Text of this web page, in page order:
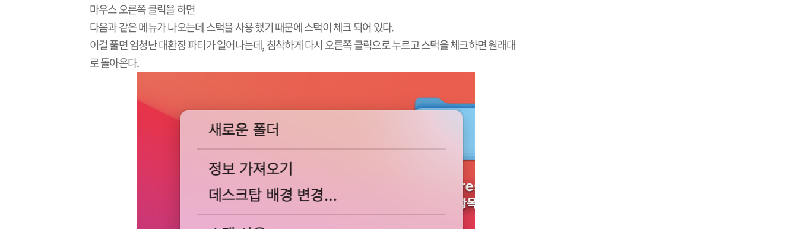
마우스 오른쪽 클릭을 하면
다음과 같은 메뉴가 나오는데 스택을 사용 했기 때문에 스택이 체크 되어 있다.
이걸 풀면 엄청난 대환장 파티가 일어나는데, 침착하게 다시 오른쪽 클릭으로 누르고 스택을 체크하면 원래대
로 돌아온다.